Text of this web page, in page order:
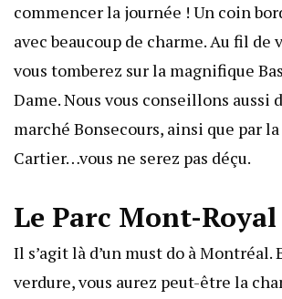
commencer la journée ! Un coin
avec beaucoup de charme. Au fil de
vous tomberez sur la magnifique
Dame. Nous vous conseillons aussi
marché Bonsecours, ainsi que par la
Cartier…vous ne serez pas déçu.
Le Parc Mont-Royal
Il s’agit là d’un must do à Montréal.
verdure, vous aurez peut-être la